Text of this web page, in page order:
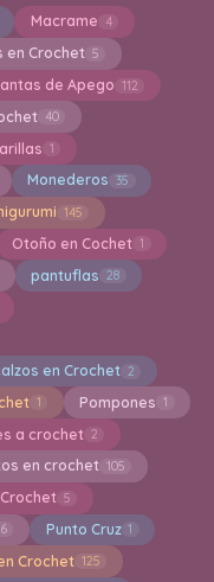
Macrame 4
en Crochet 5
de Apego 112
40
1
Monederos 35
145
Otoño en Cochet 1
pantuflas 28
en Crochet 2
1 Pompones 1
a crochet 2
en crochet 105
5
Punto Cruz 1
Crochet 125